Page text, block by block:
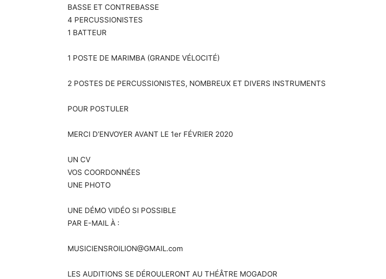
BASSE ET CONTREBASSE
4 PERCUSSIONISTES
1 BATTEUR
1 POSTE DE MARIMBA (GRANDE VÉLOCITÉ)
2 POSTES DE PERCUSSIONISTES, NOMBREUX ET DIVERS INSTRUMENTS
POUR POSTULER
MERCI D’ENVOYER AVANT LE 1er FÉVRIER 2020
UN CV
VOS COORDONNÉES
UNE PHOTO
UNE DÉMO VIDÉO SI POSSIBLE
PAR E-MAIL À :
MUSICIENSROILION@GMAIL.com
LES AUDITIONS SE DÉROULERONT AU THÉÂTRE MOGADOR